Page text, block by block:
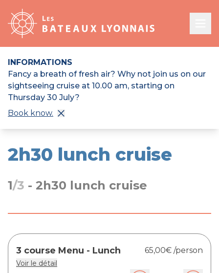
INFORMATIONS
Fancy a breath of fresh air? Why not join us on our
sightseeing cruise at 10.00 am, starting on
Thursday 30 July?
Book know.
2h30 lunch cruise
1/3 - 2h30 lunch cruise
3 course Menu - Lunch 65,00€ /person
Voir le détail